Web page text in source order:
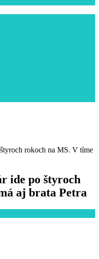
rokoch na MS. V tíme
ide po štyroch
aj brata Petra